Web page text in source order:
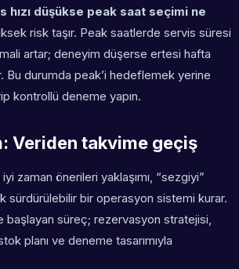
hızı düşükse peak saat seçimi ne
risk taşır. Peak saatlerde servis süresi
artar; deneyim düşerse ertesi hafta
Bu durumda peak’i hedeflemek yerine
kontrollü deneme yapın.
Veriden takvime geçiş
zaman önerileri yaklaşımı, “sezgiyi”
sürdürülebilir bir operasyon sistemi kurar.
başlayan süreç; rezervasyon stratejisi,
planı ve deneme tasarımıyla